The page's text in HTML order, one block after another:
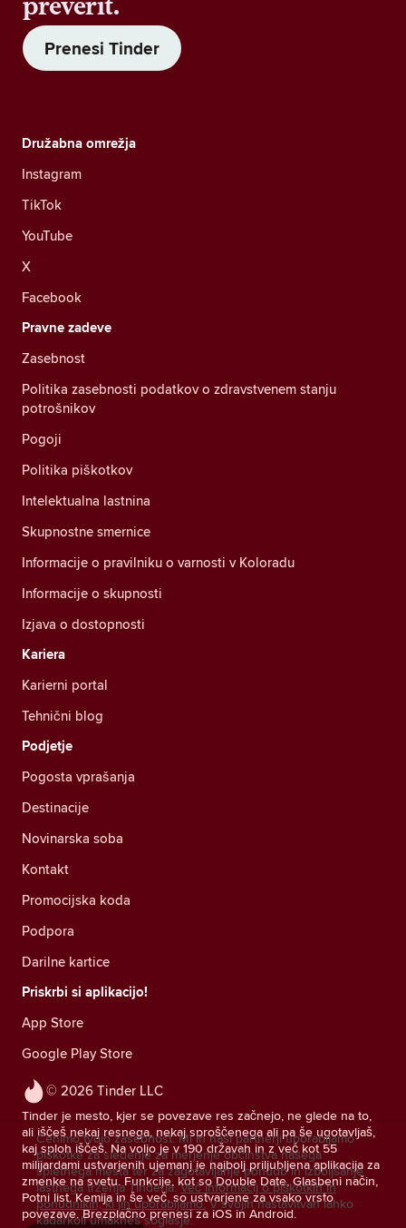
Prenesi Tinder
© 2026 Tinder LLC
Tinder je mesto, kjer se povezave res začnejo, ne glede na to,
ali iščeš nekaj resnega, nekaj sproščenega ali pa še ugotavljaš,
kaj sploh iščeš. Na voljo je v 190 državah in z več kot 55
milijardami ustvarjenih ujemanj je najbolj priljubljena aplikacija za
zmenke na svetu. Funkcije, kot so Double Date, Glasbeni način,
Potni list, Kemija in še več, so ustvarjene za vsako vrsto
povezave. Brezplačno prenesi za iOS in Android.
Družabna omrežja
Instagram
TikTok
YouTube
X
Facebook
Pravne zadeve
Zasebnost
Politika zasebnosti podatkov o zdravstvenem stanju
potrošnikov
Pogoji
Politika piškotkov
Intelektualna lastnina
Skupnostne smernice
Informacije o pravilniku o varnosti v Koloradu
Informacije o skupnosti
Izjava o dostopnosti
Kariera
Karierni portal
Tehnični blog
Podjetje
Pogosta vprašanja
Destinacije
Novinarska soba
Kontakt
Promocijska koda
Podpora
Darilne kartice
Priskrbi si aplikacijo!
App Store
Google Play Store
Cenimo tvojo zasebnost. Mi in naši partnerji uporabljamo
piškotke za sledenje za merjenje občinstva našega
spletnega mesta ter za zagotavljanje ponudb in izboljšanje
lastnega trženja Tinderja. Več informacij o piškotkih in
ponudnikih, ki jih uporabljamo. V svojih nastavitvah lahko
kadarkoli umakneš soglasje.